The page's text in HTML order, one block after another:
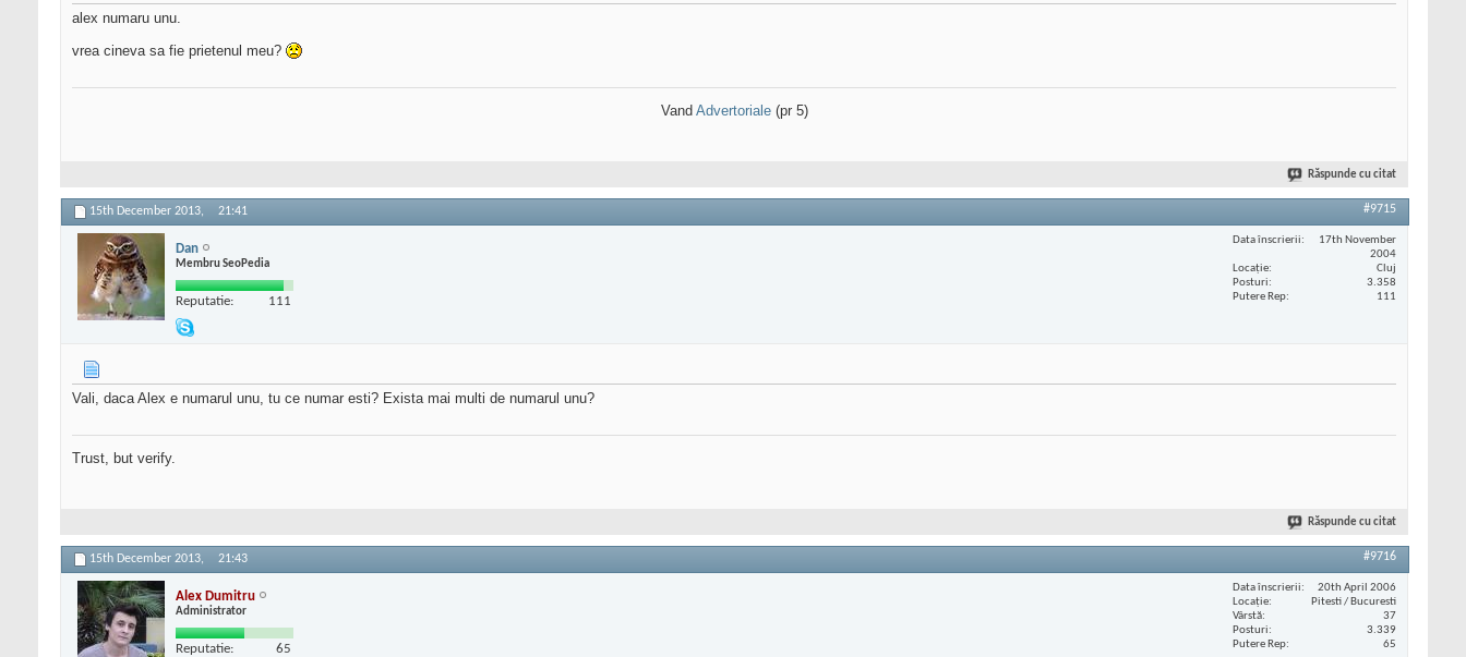
alex numaru unu.
vrea cineva sa fie prietenul meu?
Vand Advertoriale (pr 5)
Răspunde cu citat
15th December 2013, 21:41 #9715
Dan
Membru SeoPedia
Reputatie: 111
Data înscrierii
17th November
2004
Locaţie
Cluj
Posturi
3.358
Putere Rep
111
Vali, daca Alex e numarul unu, tu ce numar esti? Exista mai multi de numarul unu?
Trust, but verify.
Răspunde cu citat
15th December 2013, 21:43 #9716
Alex Dumitru
Administrator
Reputatie: 65
Data înscrierii
20th April 2006
Locaţie
Pitesti / Bucuresti
Vârstă
37
Posturi
3.339
Putere Rep
65